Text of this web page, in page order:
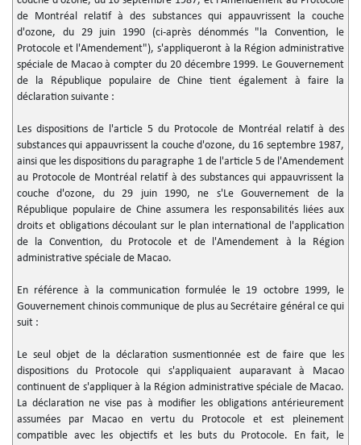
de Montréal relatif à des substances qui appauvrissent la couche
d'ozone, du 29 juin 1990 (ci-après dénommés "la Convention, le
Protocole et l'Amendement"), s'appliqueront à la Région administrative
spéciale de Macao à compter du 20 décembre 1999. Le Gouvernement
de la République populaire de Chine tient également à faire la
déclaration suivante :
Les dispositions de l'article 5 du Protocole de Montréal relatif à des
substances qui appauvrissent la couche d'ozone, du 16 septembre 1987,
ainsi que les dispositions du paragraphe 1 de l'article 5 de l'Amendement
au Protocole de Montréal relatif à des substances qui appauvrissent la
couche d'ozone, du 29 juin 1990, ne s'Le Gouvernement de la
République populaire de Chine assumera les responsabilités liées aux
droits et obligations découlant sur le plan international de l'application
de la Convention, du Protocole et de l'Amendement à la Région
administrative spéciale de Macao.
En référence à la communication formulée le 19 octobre 1999, le
Gouvernement chinois communique de plus au Secrétaire général ce qui
suit :
Le seul objet de la déclaration susmentionnée est de faire que les
dispositions du Protocole qui s'appliquaient auparavant à Macao
continuent de s'appliquer à la Région administrative spéciale de Macao.
La déclaration ne vise pas à modifier les obligations antérieurement
assumées par Macao en vertu du Protocole et est pleinement
compatible avec les objectifs et les buts du Protocole. En fait, le